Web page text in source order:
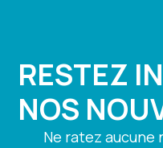
RESTEZ
NOS
Ne ratez aucune